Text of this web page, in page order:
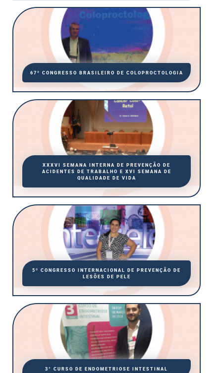
67º CONGRESSO BRASILEIRO DE COLOPROCTOLOGIA
XXXVI SEMANA INTERNA DE PREVENÇÃO DE
ACIDENTES DE TRABALHO E XVI SEMANA DE
QUALIDADE DE VIDA
5º CONGRESSO INTERNACIONAL DE PREVENÇÃO DE
LESÕES DE PELE
3° CURSO DE ENDOMETRIOSE INTESTINAL